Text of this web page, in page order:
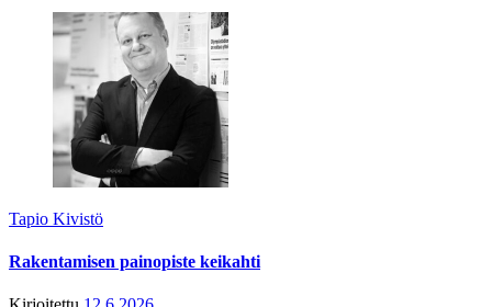
Tapio Kivistö
Rakentamisen painopiste keikahti